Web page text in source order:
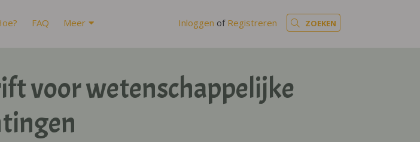
FAQ Meer Inloggen of Registreren ZOEKEN
voor wetenschappelijke